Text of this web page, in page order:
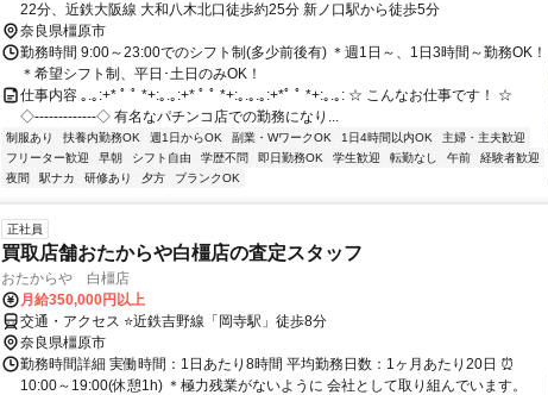
22分、近鉄大阪線 大和八木北口徒歩約25分 新ノ口駅から徒歩5分
奈良県橿原市
勤務時間 9:00～23:00でのシフト制(多少前後有) ＊週1日～、1日3時間～勤務OK！
＊希望シフト制、平日･土日のみOK！
仕事内容 ｡.｡:+* ﾟ ﾟ *+:｡.｡:+* ﾟ ﾟ *+:｡.｡.｡:+*ﾟ ﾟ *+:｡.｡: ☆ こんなお仕事です！ ☆
◇‐‐‐‐‐‐‐‐‐‐‐‐‐◇ 有名なパチンコ店での勤務になり...
制服あり 扶養内勤務OK 週1日からOK 副業・WワークOK 1日4時間以内OK
主婦・主夫歓迎
フリーター歓迎
早朝 シフト自由 学歴不問 即日勤務OK 学生歓迎 転勤なし 午前
経験者歓迎
夜間
駅ナカ 研修あり 夕方 ブランクOK
正社員
買取店舗おたからや白橿店の査定スタッフ
おたからや 白橿店
月給350,000円以上
交通・アクセス ⭐近鉄吉野線「岡寺駅」徒歩8分
奈良県橿原市
勤務時間詳細 実働時間：1日あたり8時間 平均勤務日数：1ヶ月あたり20日 ⏰
10:00～19:00(休憩1h) ＊極力残業がないように 会社として取り組んでいます。